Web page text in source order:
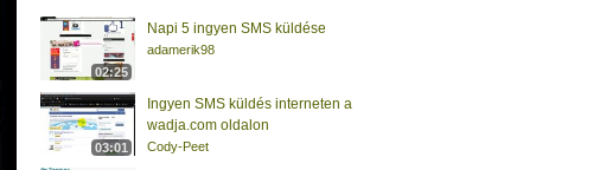
02:25
Napi 5 ingyen SMS küldése
adamerik98
03:01
Ingyen SMS küldés interneten a
wadja.com oldalon
Cody-Peet